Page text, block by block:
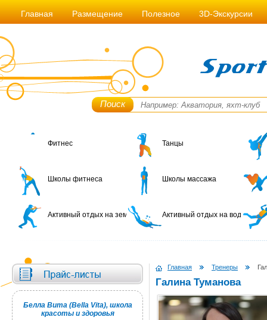
Главная Размещение Полезное 3D-Экскурсии
Поиск
Фитнес Танцы
Школы фитнеса Школы массажа
Активный отдых на земле Активный отдых на воде
Белла Вита (Bella Vita), школа
красоты и здоровья
Главная Тренеры
Галина Туманова